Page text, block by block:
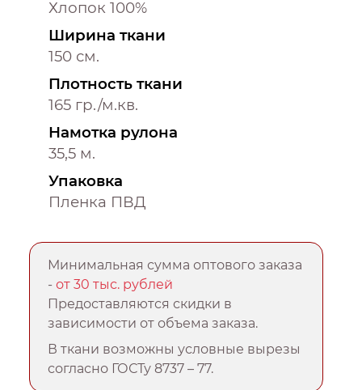
Хлопок 100%
Ширина ткани
150 см.
Плотность ткани
165 гр./м.кв.
Намотка рулона
35,5 м.
Упаковка
Пленка ПВД
Минимальная сумма оптового заказа
-от 30 тыс. рублей
Предоставляются скидки в
зависимости от объема заказа.
В ткани возможны условные вырезы
согласно ГОСТу 8737 – 77.